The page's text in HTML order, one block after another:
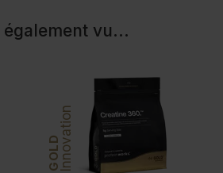
vu...
GOLDInnovation